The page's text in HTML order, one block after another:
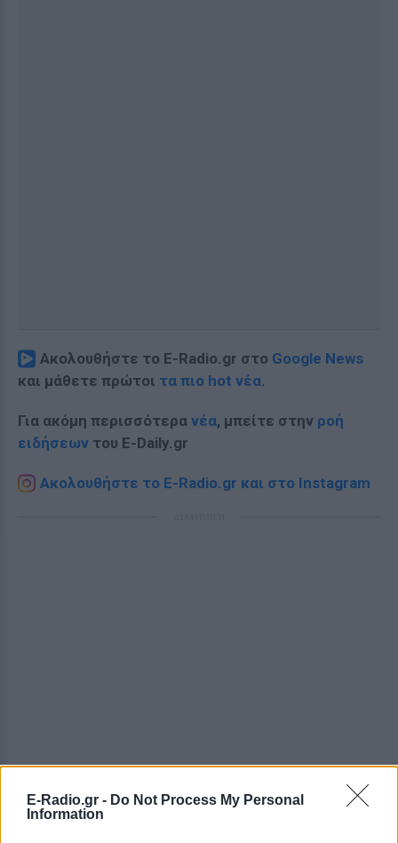
E-Radio.gr - Do Not Process My Personal
Information
Ακολουθήστε το E-Radio.gr στο Google News
και μάθετε πρώτοι τα πιο hot νέα.
Για ακόμη περισσότερα νέα, μπείτε στην ροή
ειδήσεων του E-Daily.gr
Ακολουθήστε το E-Radio.gr και στο Instagram